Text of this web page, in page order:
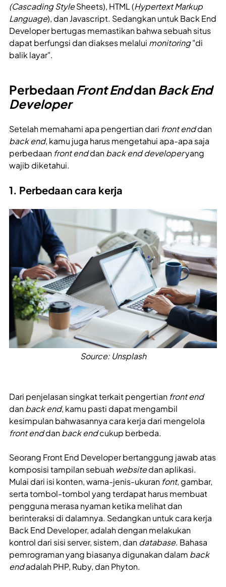
(Cascading StyleSheets), HTML (Hypertext Markup
Language), dan Javascript. Sedangkan untuk Back End
Developer bertugas memastikan bahwa sebuah situs
dapat berfungsi dan diakses melalui monitoring"di
balik layar".
Perbedaan Front Enddan Back End
Developer
Setelah memahami apa pengertian dari front enddan
back end, kamu juga harus mengetahui apa-apa saja
perbedaan front enddanback end developeryang
wajib diketahui.
1. Perbedaan cara kerja
Source: Unsplash
Dari penjelasan singkat terkait pengertian front end
danback end, kamu pasti dapat mengambil
kesimpulan bahwasannya cara kerja dari mengelola
front enddanback endcukup berbeda.
Seorang Front End Developerbertanggung jawab atas
komposisi tampilan sebuah websitedan aplikasi.
Mulai dari isi konten, warna-jenis-ukuran font, gambar,
serta tombol-tombol yang terdapat harus membuat
pengguna merasa nyaman ketika melihat dan
berinteraksi di dalamnya. Sedangkan untuk cara kerja
Back End Developer, adalah dengan melakukan
kontrol dari sisi server, sistem, dandatabase. Bahasa
pemrograman yang biasanya digunakan dalam back
endadalah PHP, Ruby, dan Phyton.